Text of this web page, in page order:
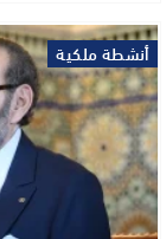
أنشطة ملكية